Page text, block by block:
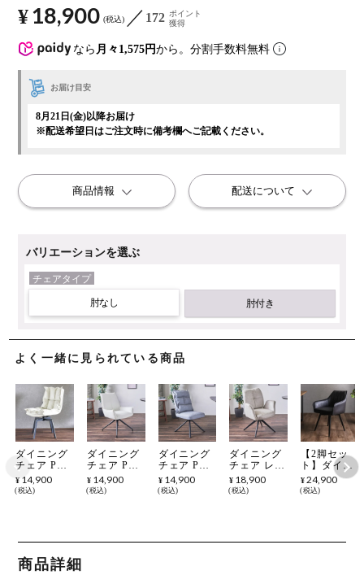
よく一緒に見られている商品
ダイニング
チェア PVC
レザー 回転
椅子 リビン
プル モダン
ホワイト ブ
ラック ライ
¥ 14,900
税込
ダイニング
チェア PVC
レザー 回転
いす 椅子
おしゃれ 食
¥ 14,900
税込
ダイニング
チェア PU
レザー 回転
いす 椅子
おしゃれ 食
¥ 14,900
税込
ダイニング
チェア レザ
ーファブリ
ック 回転
付きチェア
¥ 18,900
税込
【2脚セッ
ト】ダイニ
ングチェア
レザーファ
しゃれ 食卓
¥24,900
税込
商品詳細
なら 月々1,575円から。分割手数料無料
¥ 18,900 税込 172 ポイント
獲得
バリエーションを選ぶ
チェアタイプ
肘なし 肘付き
お届け目安
8月21日(金)以降お届け
※配送希望日はご注文時に備考欄へご記載ください。
商品情報 配送について